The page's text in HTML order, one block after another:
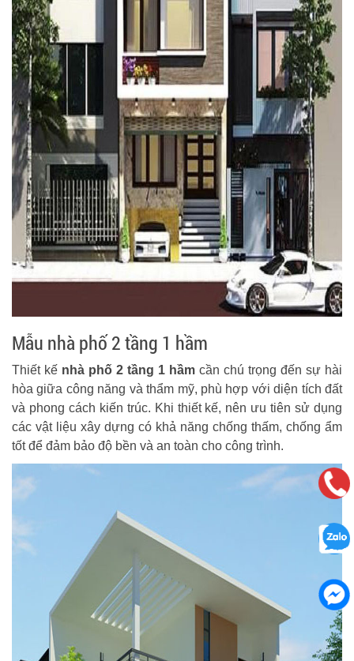
Mẫu nhà phố 2 tầng 1 hầm
Thiết kế nhà phố 2 tầng 1 hầm cần chú trọng đến sự hài
hòa giữa công năng và thẩm mỹ, phù hợp với diện tích đất
và phong cách kiến trúc. Khi thiết kế, nên ưu tiên sử dụng
các vật liệu xây dựng có khả năng chống thấm, chống ẩm
tốt để đảm bảo độ bền và an toàn cho công trình.